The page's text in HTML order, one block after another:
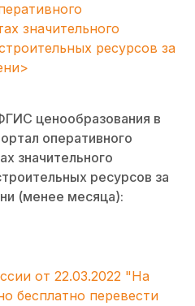
значительного
ресурсов за
ценообразования в
оперативного
значительного
ресурсов за
(менее месяца):
от 22.03.2022 "На
бесплатно перевести